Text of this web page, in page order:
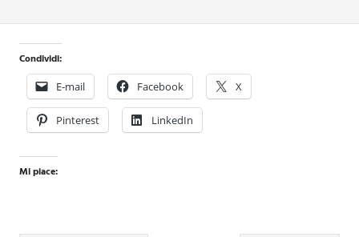
monodose
e
nuova
confezione
migliorata
Condividi:
E-mail Facebook X
Pinterest LinkedIn
Mi piace: